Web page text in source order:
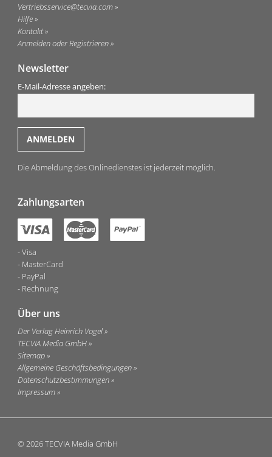
Vertriebsservice@tecvia.com
Hilfe
Kontakt
Anmelden oder Registrieren
Newsletter
E-Mail-Adresse angeben:
Die Abmeldung des Onlinedienstes ist jederzeit möglich.
Zahlungsarten
Visa
MasterCard
PayPal
Rechnung
Über uns
Der Verlag Heinrich Vogel
TECVIA Media GmbH
Sitemap
Allgemeine Geschäftsbedingungen
Datenschutzbestimmungen
Impressum
© 2026 TECVIA Media GmbH